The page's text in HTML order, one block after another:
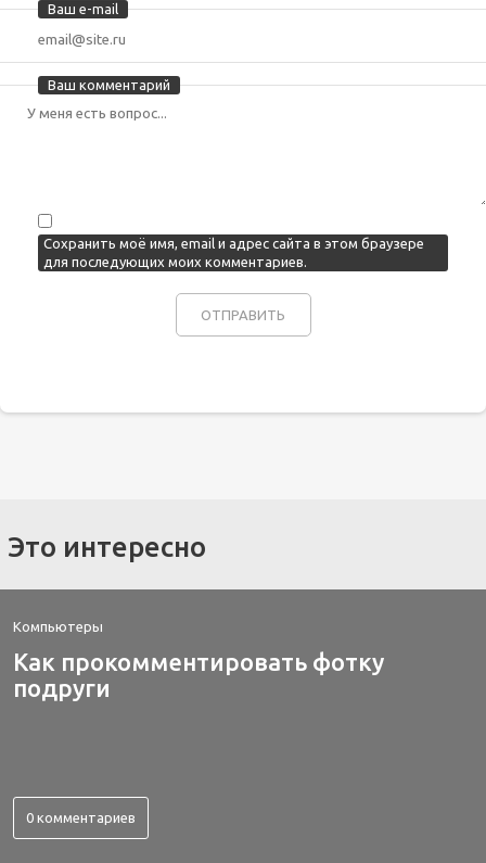
Ваш e-mail
Ваш комментарий
Сохранить моё имя, email и адрес сайта в этом браузере
для последующих моих комментариев.
Это интересно
Компьютеры
Как прокомментировать фотку
подруги
0 комментариев